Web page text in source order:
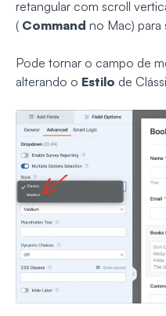
retangular com scroll
( Command no Mac) para
Pode tornar o campo de
alterando o Estilo de